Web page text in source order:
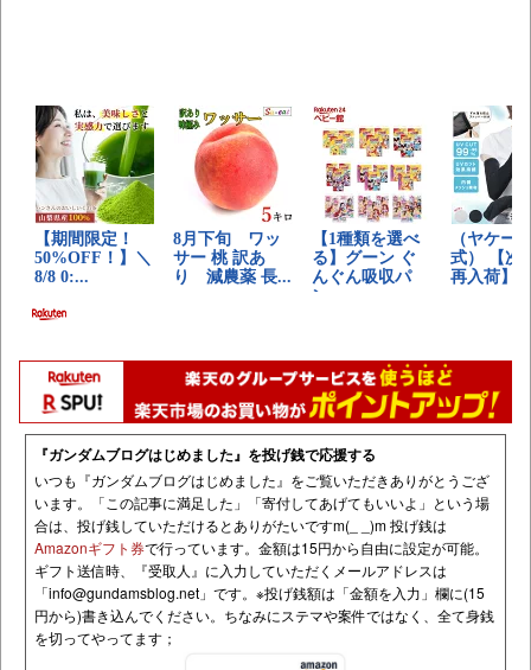
『ガンダムブログはじめました』を投げ銭で応援する
いつも『ガンダムブログはじめました』をご覧いただきありがとうござ
います。「この記事に満足した」「寄付してあげてもいいよ」という場
合は、投げ銭していただけるとありがたいですm(_ _)m 投げ銭は
Amazonギフト券で行っています。金額は15円から自由に設定が可能。
ギフト送信時、『受取人』に入力していただくメールアドレスは
「info@gundamsblog.net 」です。 ※投げ銭額は「金額を入力」欄に(15
円から)書き込んでください。ちなみにステマや案件ではなく、全て身銭
を切ってやってます；